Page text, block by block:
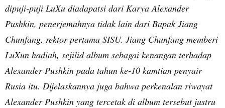
dipuji-puji LuXu diadapatsi dari Karya Alexander
Pushkin, penerjemahnya tidak lain dari Bapak Jiang
Chunfang, rektor pertama SISU. Jiang Chunfang memberi
LuXun hadiah, sejilid album sebagai kenangan terhadap
Alexander Pushkin pada tahun ke-10 kamtian penyair
Rusia itu. Dijelaskannya juga bahwa perkenalan riwayat
Alexander Pushkin yang tercetak di album tersebut justru